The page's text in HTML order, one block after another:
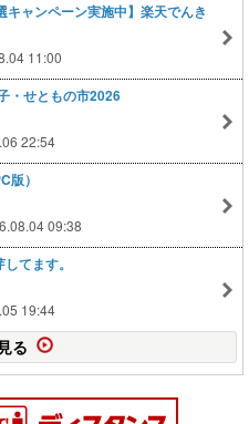
キャンペーン実施中】楽天でんき
11:00
・せともの市2026
22:54
版）
09:38
てます。
19:44
る